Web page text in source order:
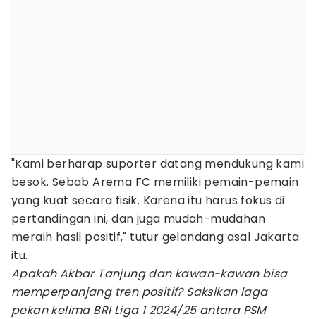
"Kami berharap suporter datang mendukung kami
besok. Sebab Arema FC memiliki pemain-pemain
yang kuat secara fisik. Karena itu harus fokus di
pertandingan ini, dan juga mudah-mudahan
meraih hasil positif," tutur gelandang asal Jakarta
itu.
Apakah Akbar Tanjung dan kawan-kawan bisa
memperpanjang tren positif? Saksikan laga
pekan kelima BRI Liga 1 2024/25 antara PSM